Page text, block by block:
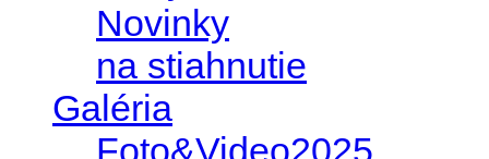
Novinky
na stiahnutie
Galéria
Foto&Video2025